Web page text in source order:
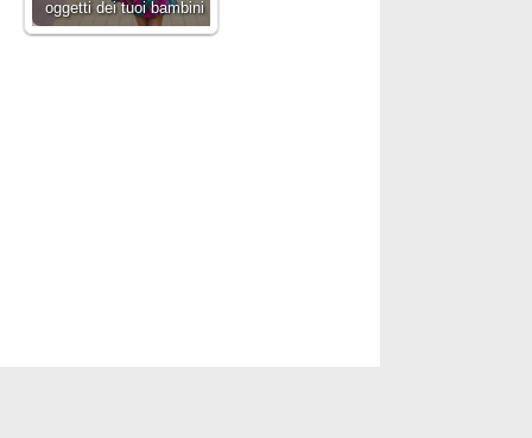
oggetti dei tuoi bambini